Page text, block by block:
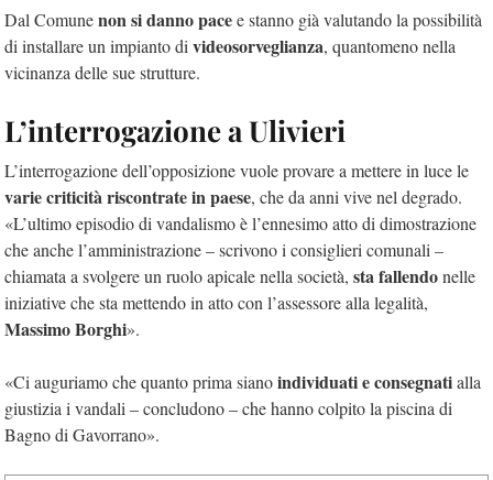
Dal Comunenon si danno pacee stanno già valutando la possibilità
di installare un impianto di videosorveglianza, quantomeno nella
vicinanza delle sue strutture.
L’interrogazione a Ulivieri
L’interrogazione dell’opposizione vuole provare a mettere in luce le
varie criticità riscontrate in paese, che da anni vive nel degrado.
«L’ultimo episodio di vandalismo è l’ennesimo atto di dimostrazione
che anche l’amministrazione – scrivono i consiglieri comunali –
chiamata a svolgere un ruolo apicale nella società, sta fallendonelle
iniziative che sta mettendo in atto con l’assessore alla legalità,
Massimo Borghi».
«Ci auguriamo che quanto prima sianoindividuati e consegnatialla
giustizia i vandali – concludono – che hanno colpito la piscina di
Bagno di Gavorrano».